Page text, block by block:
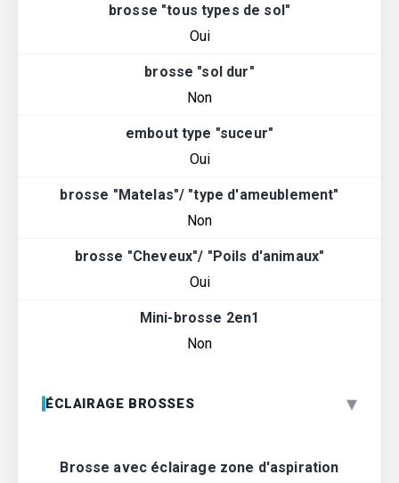
brosse "tous types de sol"
Oui
brosse "sol dur"
Non
embout type "suceur"
Oui
brosse "Matelas"/ "type d'ameublement"
Non
brosse "Cheveux"/ "Poils d'animaux"
Oui
Mini-brosse 2en1
Non
ÉCLAIRAGE BROSSES ▾
Brosse avec éclairage zone d'aspiration